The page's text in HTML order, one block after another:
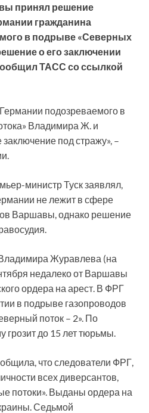
принял решение
гражданина
в подрыве «Северных
о его заключении
ТАСС со ссылкой
подозреваемого в
Владимира Ж. и
под стражу», –
министр Туск заявлял,
не лежит в сфере
Варшавы, однако решение
Журавлева (на
недалеко от Варшавы
ордера на арест. В ФРГ
в подрыве газопроводов
поток – 2». По
грозит до 15 лет тюрьмы.
что следователи ФРГ,
всех диверсантов,
потоки». Выданы ордера на
Седьмой